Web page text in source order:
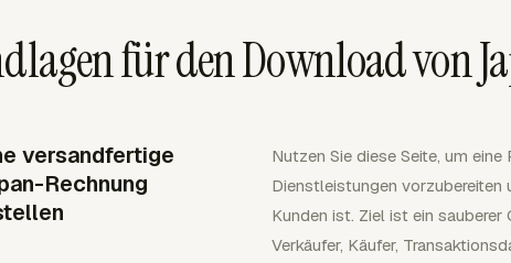
für den Download von
versandfertige
Rechnung
Nutzen Sie diese Seite, um
Dienstleistungen vorzubereiten
Kunden ist. Ziel ist ein
Verkäufer, Käufer,